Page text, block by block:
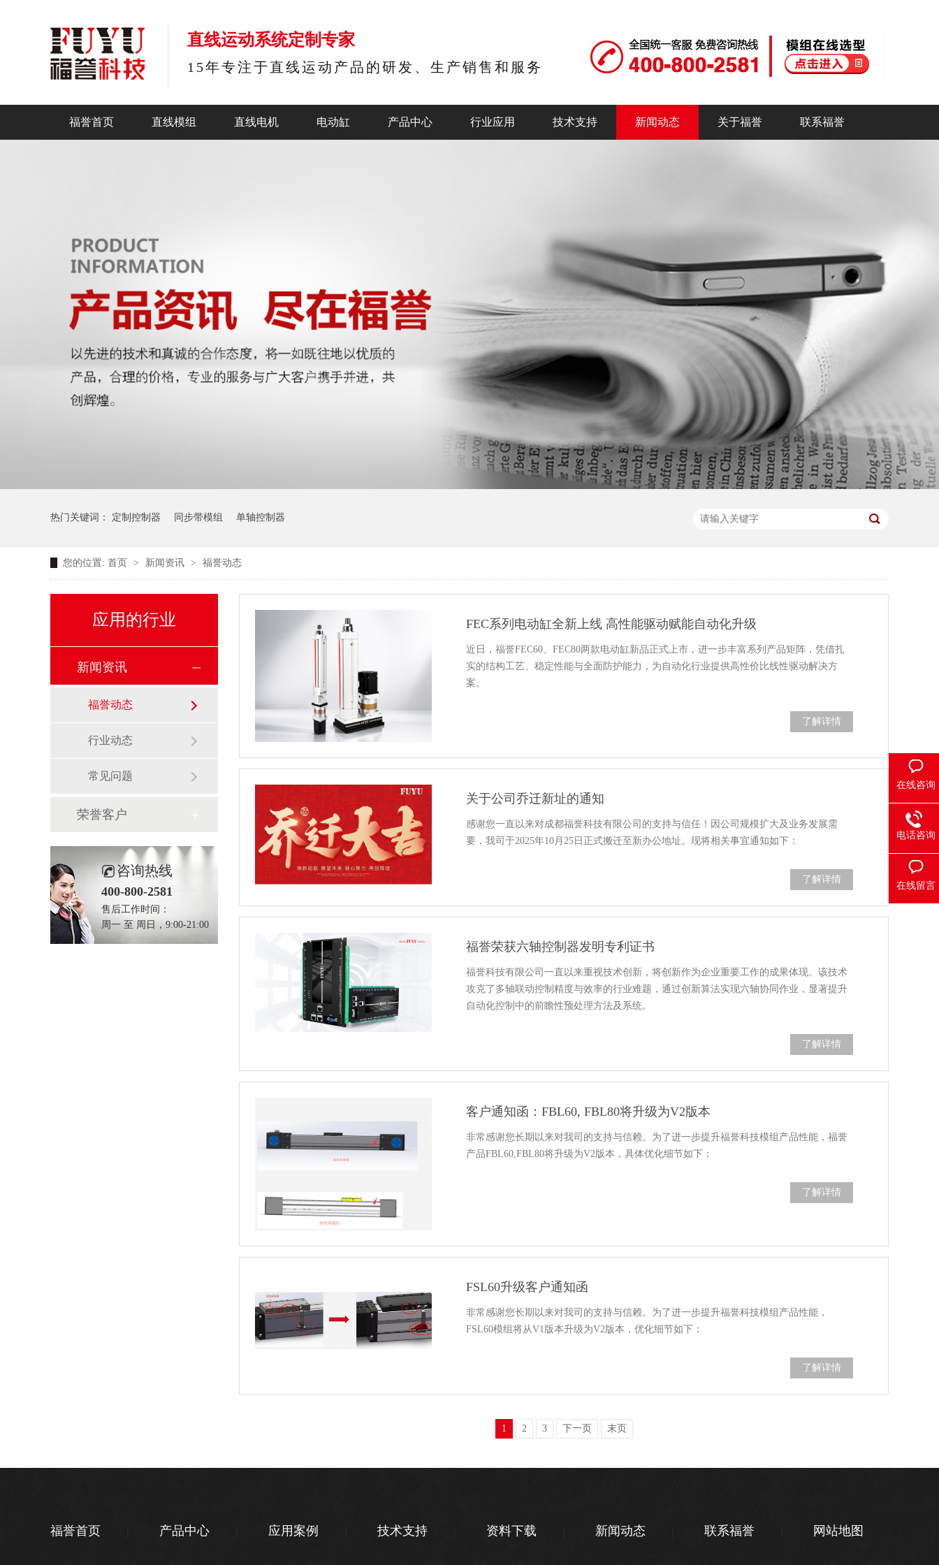
直线运动系统定制专家
15年专注于直线运动产品的研发、生产销售和服务
福誉首页 直线模组 直线电机 电动缸 产品中心 行业应用 技术支持 新闻动态 关于福誉 联系福誉
热门关键词： 定制控制器 同步带模组 单轴控制器
您的位置: 首页 > 新闻资讯 > 福誉动态
应用的行业
新闻资讯
福誉动态
行业动态
常见问题
荣誉客户
咨询热线
400-800-2581
售后工作时间：
周一 至 周日，9:00-21:00
FEC系列电动缸全新上线 高性能驱动赋能自动化升级
近日，福誉FEC60、FEC80两款电动缸新品正式上市，进一步丰富系列产品矩阵，凭借扎
实的结构工艺、稳定性能与全面防护能力，为自动化行业提供高性价比线性驱动解决方
案。
了解详情
关于公司乔迁新址的通知
感谢您一直以来对成都福誉科技有限公司的支持与信任！因公司规模扩大及业务发展需
要，我司于2025年10月25日正式搬迁至新办公地址。现将相关事宜通知如下：
了解详情
福誉荣获六轴控制器发明专利证书
福誉科技有限公司一直以来重视技术创新，将创新作为企业重要工作的成果体现。该技术
攻克了多轴联动控制精度与效率的行业难题，通过创新算法实现六轴协同作业，显著提升
自动化控制中的前瞻性预处理方法及系统。
了解详情
客户通知函：FBL60, FBL80将升级为V2版本
非常感谢您长期以来对我司的支持与信赖。为了进一步提升福誉科技模组产品性能，福誉
产品FBL60,FBL80将升级为V2版本，具体优化细节如下：
了解详情
FSL60升级客户通知函
非常感谢您长期以来对我司的支持与信赖。为了进一步提升福誉科技模组产品性能，
FSL60模组将从V1版本升级为V2版本，优化细节如下：
了解详情
1 2 3 下一页 末页
福誉首页 产品中心 应用案例 技术支持 资料下载 新闻动态 联系福誉 网站地图
在线咨询
电话咨询
在线留言